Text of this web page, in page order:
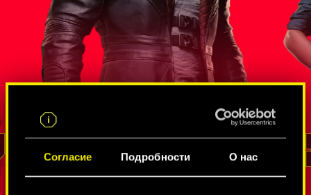
Согласие Подробности О нас
в
Агент ФРУ с многолетним опытом,
который не раз проявлял себя во время
секретных операций. Он умеет
выживать
, добывать
информацию и проникать в крепости,
которые кажутся неприступными. Даже
спустя годы подпольной работы он
остался верен своей стране и не утратил
РИД
обладают
заметно
Алекс
Впрочем,